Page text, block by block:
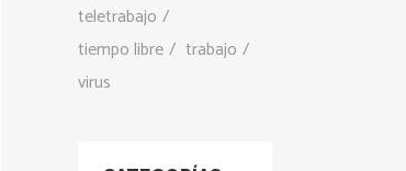
teletrabajo
tiempo libre
trabajo
virus